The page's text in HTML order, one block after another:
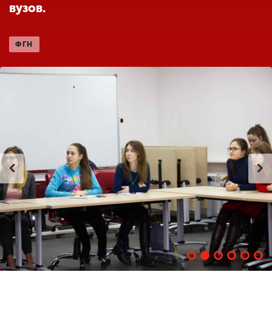
Студенческая жизнь
образовательной
организации
Приемная
комиссия
+7 (831) 262-26-20
вузов.
ФГН